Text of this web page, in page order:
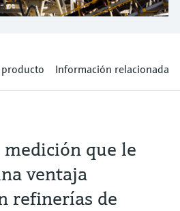
serie
producto Información relacionada
que le
ventaja
refinerías de